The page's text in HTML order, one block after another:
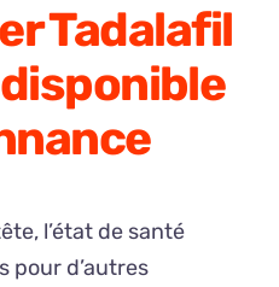
Tadalafil
l’état de santé
pour d’autres